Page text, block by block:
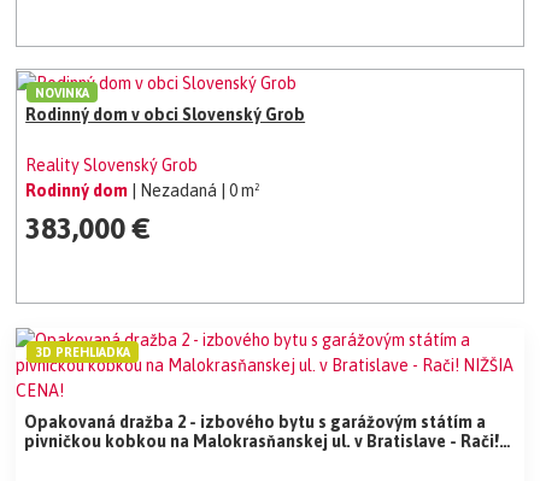
Rodinný dom v obci Slovenský Grob
Reality Slovenský Grob
Rodinný dom
| Nezadaná | 0 m²
383,000 €
NOVINKA
Opakovaná dražba 2 - izbového bytu s garážovým státím a
pivničkou kobkou na Malokrasňanskej ul. v Bratislave - Rači!
3D PREHLIADKA